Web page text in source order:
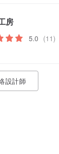
房
5.0 (11)
設計師